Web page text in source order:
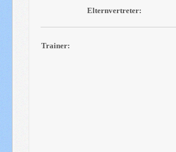
Elternvertreter:
Trainer: